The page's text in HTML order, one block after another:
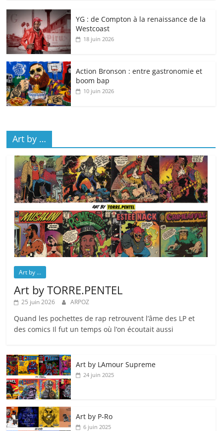
YG : de Compton à la renaissance de la
Westcoast
18 juin 2026
Action Bronson : entre gastronomie et
boom bap
10 juin 2026
Art by …
Art by ...
Art by TORRE.PENTEL
25 juin 2026 ARPOZ
Quand les pochettes de rap retrouvent l’âme des LP et
des comics Il fut un temps où l’on écoutait aussi
Art by LAmour Supreme
24 juin 2025
Art by P‑Ro
6 juin 2025